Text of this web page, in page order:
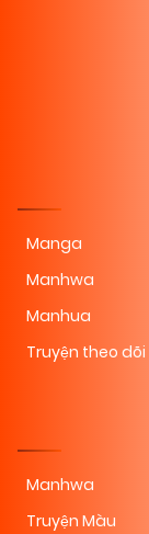
Manga
Manhwa
Manhua
Truyện theo dõi
Manhwa
Truyện Màu